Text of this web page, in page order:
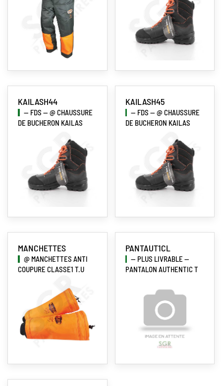
KAILASH44
-- FDS -- @ CHAUSSURE
DE BUCHERON KAILAS
KAILASH45
-- FDS -- @ CHAUSSURE
DE BUCHERON KAILAS
MANCHETTES
@ MANCHETTES ANTI
COUPURE CLASSE1 T.U
PANTAUT1CL
-- PLUS LIVRABLE --
PANTALON AUTHENTIC T